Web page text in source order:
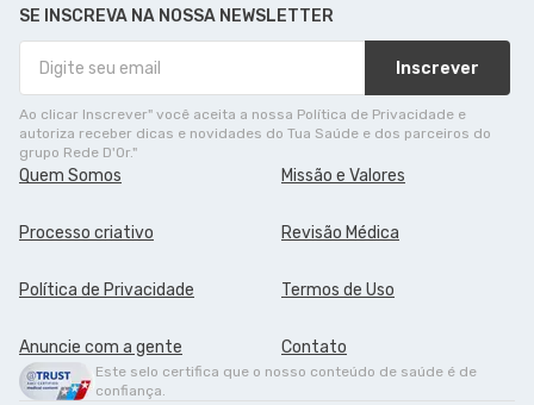
SE INSCREVA NA NOSSA NEWSLETTER
Inscrever
Ao clicar Inscrever" você aceita a nossa Política de Privacidade e
autoriza receber dicas e novidades do Tua Saúde e dos parceiros do
grupo Rede D'Or."
Quem Somos Missão e Valores
Processo criativo Revisão Médica
Política de Privacidade Termos de Uso
Anuncie com a gente Contato
Este selo certifica que o nosso conteúdo de saúde é de
confiança.